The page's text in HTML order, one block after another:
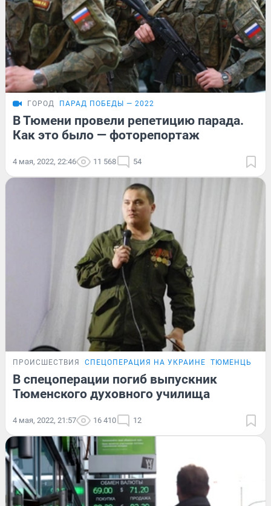
ГОРОД ПАРАД ПОБЕДЫ — 2022
В Тюмени провели репетицию парада.
Как это было — фоторепортаж
4 мая, 2022, 22:46 11 568 54
ПРОИСШЕСТВИЯ СПЕЦОПЕРАЦИЯ НА УКРАИНЕ ТЮМЕНЦЫ,
В спецоперации погиб выпускник
Тюменского духовного училища
4 мая, 2022, 21:57 16 410 12